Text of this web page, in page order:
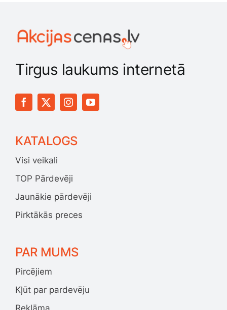
Tirgus laukums internetā
KATALOGS
Visi veikali
TOP Pārdevēji
Jaunākie pārdevēji
Pirktākās preces
PAR MUMS
Pircējiem
Kļūt par pardevēju
Reklāma